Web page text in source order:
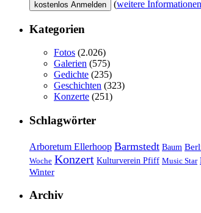
(weitere Informationen
Kategorien
Fotos (2.026)
Galerien (575)
Gedichte (235)
Geschichten (323)
Konzerte (251)
Schlagwörter
Arboretum Ellerhoop Barmstedt Baum
Woche Konzert Kulturverein Pfiff Music Star
Winter
Archiv